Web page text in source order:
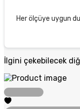
Her ölçüye uygun
İlgini çekebilecek